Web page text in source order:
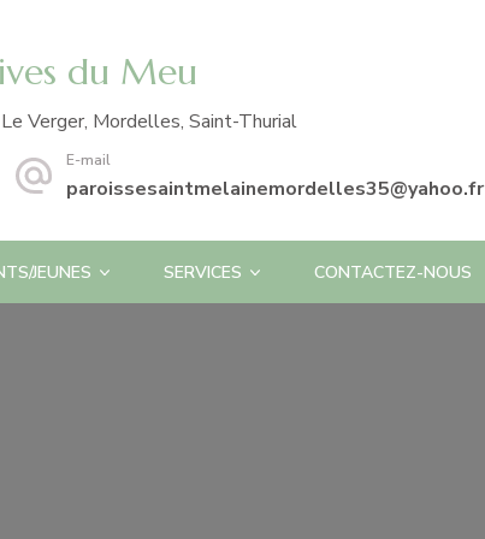
du Meu
Verger, Mordelles, Saint-Thurial
E-mail
paroissesaintmelainemordelles35@yahoo.fr
JEUNES SERVICES CONTACTEZ-NOUS